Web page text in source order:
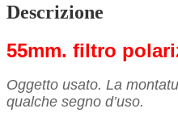
Descrizione
55mm. filtro
Oggetto usato. La
qualche segno d’uso.